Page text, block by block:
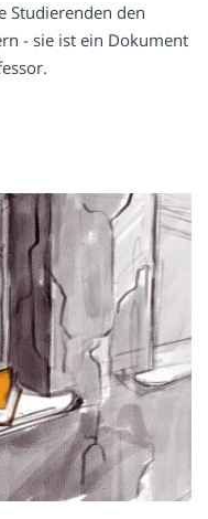
Studierenden den
- sie ist ein Dokument